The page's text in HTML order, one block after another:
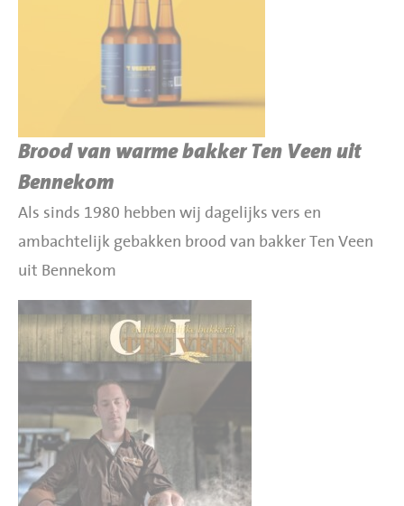
Brood van warme bakker Ten Veen uit
Bennekom
Als sinds 1980 hebben wij dagelijks vers en
ambachtelijk gebakken brood van bakker Ten Veen
uit Bennekom